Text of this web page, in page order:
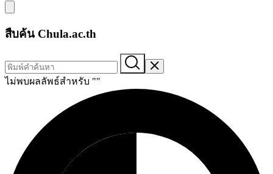
สืบค้น Chula.ac.th
ไม่พบผลลัพธ์สำหรับ ""